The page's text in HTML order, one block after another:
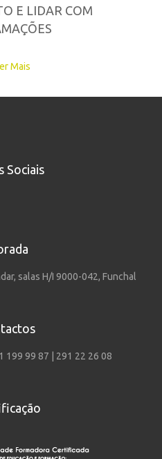
E LIDAR COM
Mais
Sociais
salas H/I 9000-042, Funchal
199 99 87 | 291 22 26 08